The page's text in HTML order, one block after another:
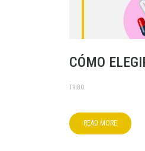
CÓMO
TRIBO
READ MORE